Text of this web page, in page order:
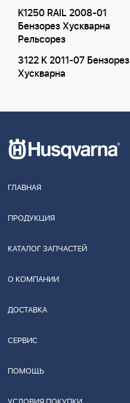
K1250 RAIL 2008-01
Бензорез Хускварна
Рельсорез
3122 K 2011-07 Бензорез
Хускварна
ГЛАВНАЯ
ПРОДУКЦИЯ
КАТАЛОГ ЗАПЧАСТЕЙ
О КОМПАНИИ
ДОСТАВКА
СЕРВИС
ПОМОЩЬ